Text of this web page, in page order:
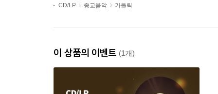
CD/LP
종교음악 가톨릭
이 상품의 이벤트 (1개)